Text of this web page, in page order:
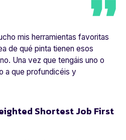
mis herramientas favoritas
de qué pinta tienen esos
Una vez que tengáis uno o
a que profundicéis y
Shortest Job First